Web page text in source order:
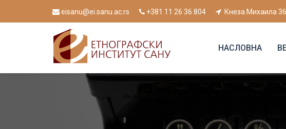
eisanu@ei.sanu.ac.rs +381 11 26 36 804 Кнеза Михаила
НАСЛОВНА